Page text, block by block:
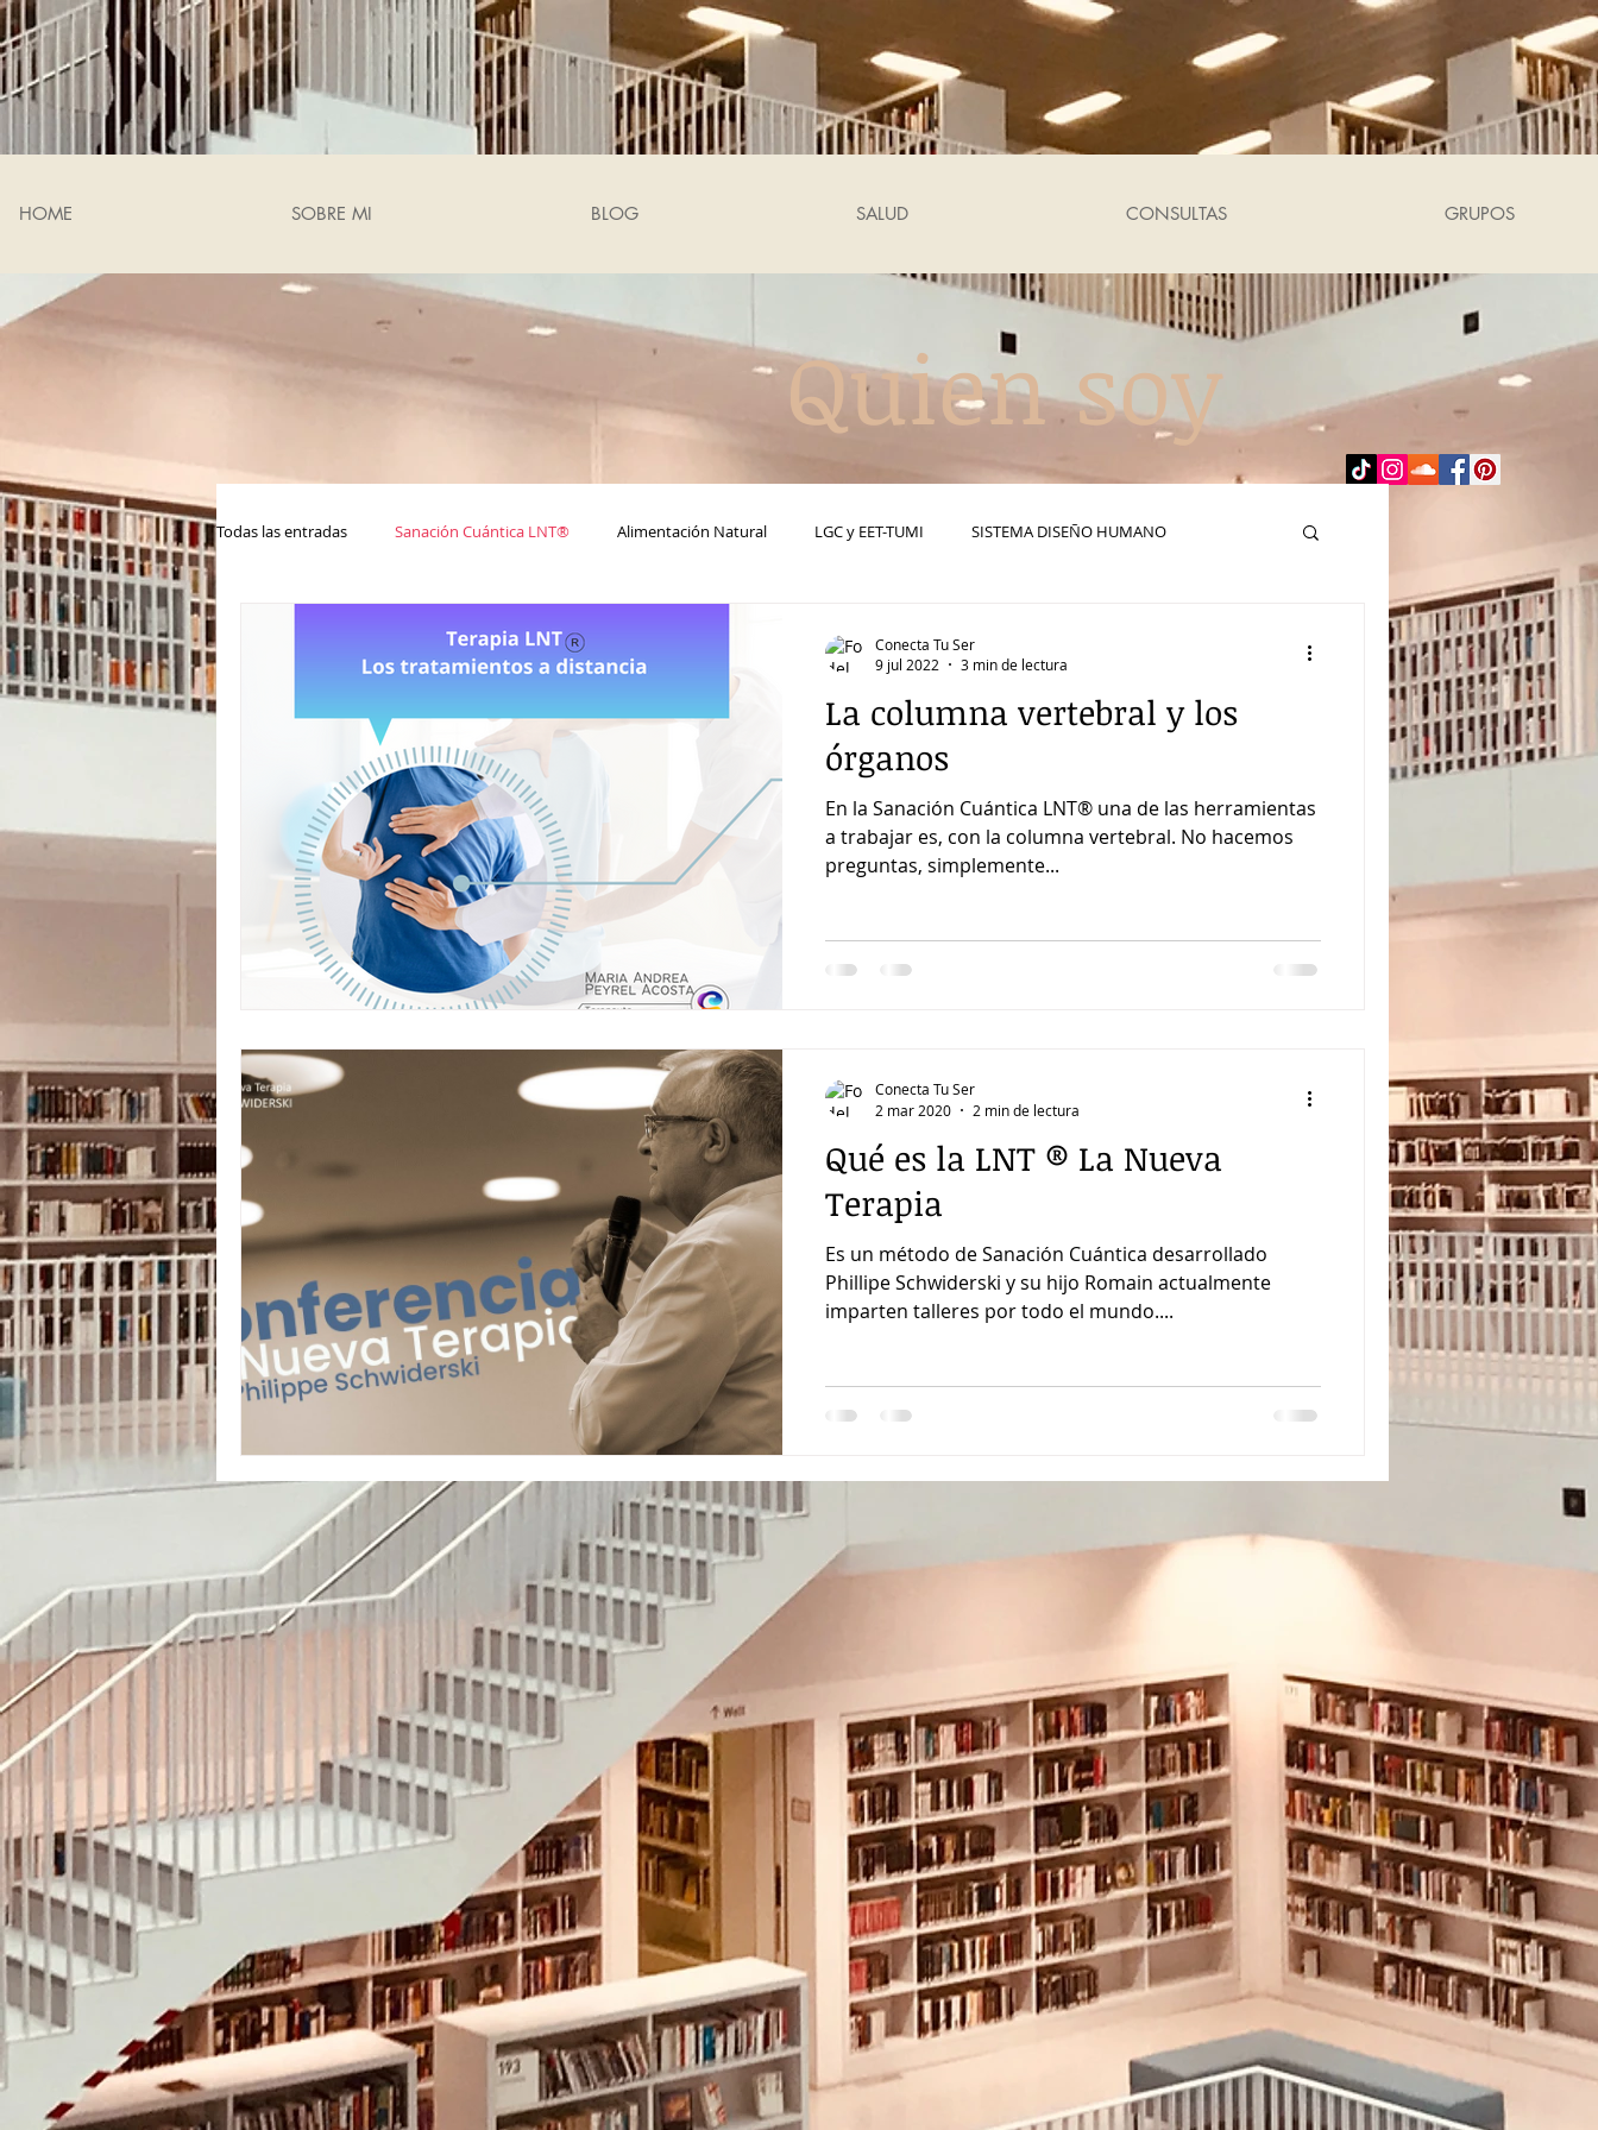
HOME SOBRE MI BLOG SALUD CONSULTAS GRUPOS
Quien soy
Todas las entradas Sanación Cuántica LNT® Alimentación Natural LGC y EET-TUMI SISTEMA DISEÑO HUMANO
Emociones ,técnicas
La columna vertebral y los
órganos
En la Sanación Cuántica LNT® una de las herramientas
a trabajar es, con la columna vertebral. No hacemos
preguntas, simplemente...
Conecta Tu Ser
9 jul 2022
3 min de lectura
Qué es la LNT ® La Nueva
Terapia
Es un método de Sanación Cuántica desarrollado
Phillipe Schwiderski y su hijo Romain actualmente
imparten talleres por todo el mundo....
Conecta Tu Ser
2 mar 2020
2 min de lectura